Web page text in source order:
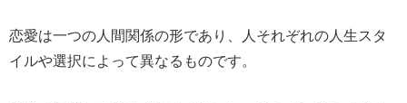
恋愛は一つの人間関係の形であり、人それぞれの人生スタ
イルや選択によって異なるものです。